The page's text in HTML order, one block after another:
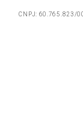
CNPJ: 60.765.823/